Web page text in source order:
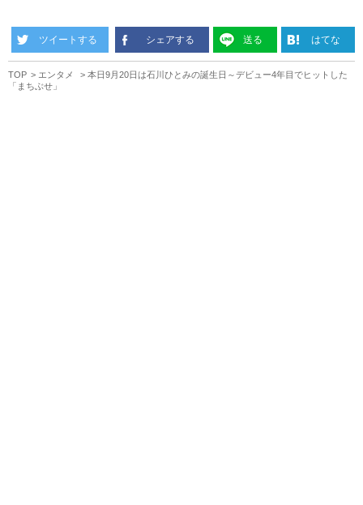
ツイートする シェアする 送る はてな
TOP エンタメ
本日9月20日は石川ひとみの誕生日～デビュー4年目でヒットした
「まちぶせ」